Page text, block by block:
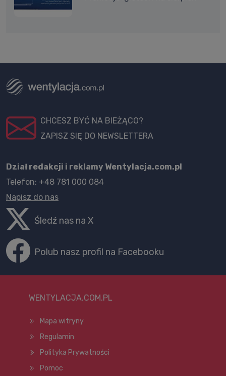
CHCESZ BYĆ NA BIEŻĄCO?
ZAPISZ SIĘ DO NEWSLETTERA
Dział redakcji i reklamy Wentylacja.com.pl
Telefon: +48 781 000 084
Napisz do nas
Śledź nas na X
Polub nasz profil na Facebooku
WENTYLACJA.COM.PL
Mapa witryny
Regulamin
Polityka Prywatności
Pomoc